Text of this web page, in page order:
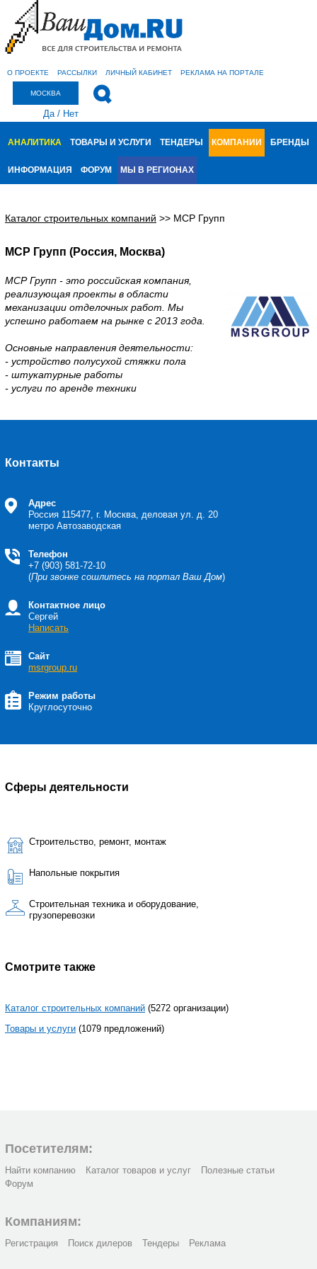
О ПРОЕКТЕ РАССЫЛКИ ЛИЧНЫЙ КАБИНЕТ РЕКЛАМА НА ПОРТАЛЕ
МОСКВА
Да/ Нет
АНАЛИТИКА ТОВАРЫ И УСЛУГИ ТЕНДЕРЫ КОМПАНИИ БРЕНДЫ
ИНФОРМАЦИЯ ФОРУМ МЫ В РЕГИОНАХ
Каталог строительных компаний >> МСР Групп
МСР Групп (Россия, Москва)
МСР Групп - это российская компания,
реализующая проекты в области
механизации отделочных работ. Мы
успешно работаем на рынке с 2013 года.
Основные направления деятельности:
- устройство полусухой стяжки пола
- штукатурные работы
- услуги по аренде техники
Контакты
Адрес
Россия 115477, г. Москва, деловая ул. д. 20
метро Автозаводская
Телефон
+7 (903) 581-72-10
(При звонке сошлитесь на портал Ваш Дом)
Контактное лицо
Сергей
Написать
Сайт
msrgroup.ru
Режим работы
Круглосуточно
Сферы деятельности
Строительство, ремонт, монтаж
Напольные покрытия
Строительная техника и оборудование,
грузоперевозки
Смотрите также
Каталог строительных компаний (5272 организации)
Товары и услуги (1079 предложений)
Посетителям:
Найти компанию Каталог товаров и услуг
Полезные статьи
Форум
Компаниям:
Регистрация Поиск дилеров Тендеры Реклама